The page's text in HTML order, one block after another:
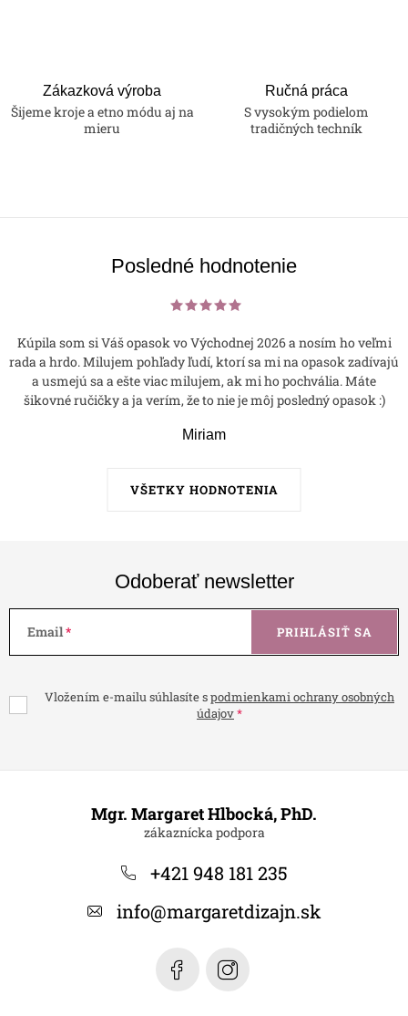
Zákazková výroba
Šijeme kroje a etno módu aj na
mieru
Ručná práca
S vysokým podielom
tradičných techník
Posledné hodnotenie
VŠETKY HODNOTENIA
Kúpila som si Váš opasok vo Východnej 2026 a nosím ho veľmi
rada a hrdo. Milujem pohľady ľudí, ktorí sa mi na opasok zadívajú
a usmejú sa a ešte viac milujem, ak mi ho pochvália. Máte
šikovné ručičky a ja verím, že to nie je môj posledný opasok :)
Miriam
Odoberať newsletter
Email
Vložením e-mailu súhlasíte spodmienkami ochrany osobných
údajov
PRIHLÁSIŤ SA
Mgr. Margaret Hlbocká, PhD.
+421 948 181 235
info@margaretdizajn.sk